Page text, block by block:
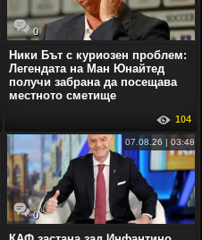
0
Ники Бът с куриозен проблем:
Легендата на Ман Юнайтед
получи забрана да посещава
местното сметище
104
0
07.08.26 | 03:48